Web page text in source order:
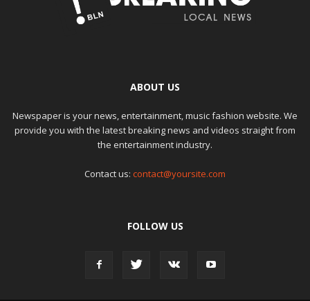
ABOUT US
Newspaper is your news, entertainment, music fashion website. We
provide you with the latest breaking news and videos straight from
the entertainment industry.
Contact us: contact@yoursite.com
FOLLOW US